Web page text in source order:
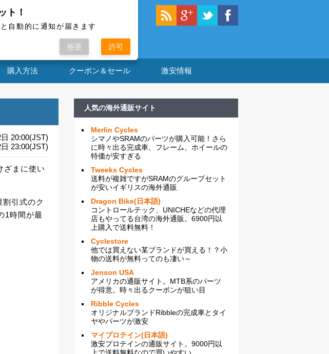
続け
購入方法 クーポン＆セール 激安情報
20:00(JST)
23:00(JST)
ざまに使い
引式のク
1時間が最
人気の海外通販サイト
Merlin Cycles
シマノやSRAMのパーツが購入可能！さら
に時々出る完成車、フレーム、ホイールの
特価が安すぎる
Tweeks Cycles
送料が複雑ですがSRAMのグループセット
が安いイギリスの海外通販
Dragon Bike(日本語)
コントロールテック、UNICHEなどの代理
店もやってる台湾の海外通販。6900円以
上購入で送料無料！
Cyclestore
他では買えない某ブランドが買える！？小
物の送料が無料ってのも凄い～
Jenson USA
アメリカの通販サイト。MTB系のパーツ
が得意。時々出るクーポンが狙い目
Ribble Cycles
オリジナルブランドRibbleの完成車とタイ
ヤやパーツが激安
マイプロテイン(日本語)
激安プロテインの通販サイト。9000円以
ト！
自動的に通知が届きます
拒否 許可